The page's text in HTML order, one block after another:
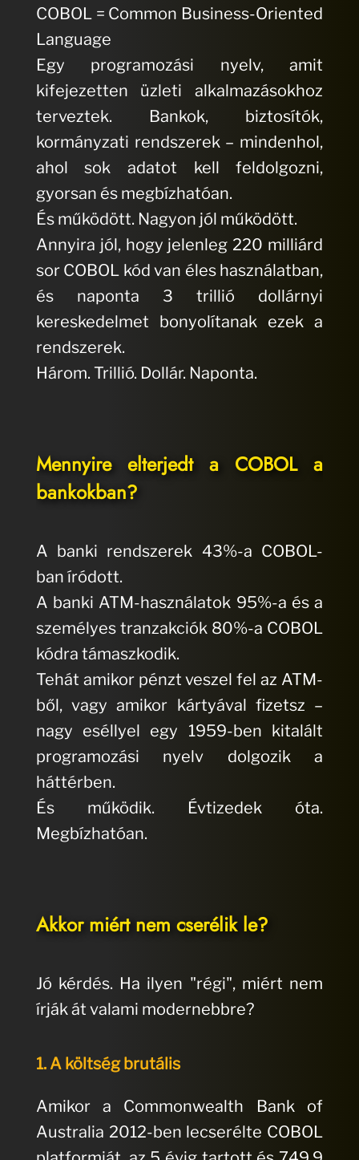
COBOL = Common Business-Oriented
Language
Egy programozási nyelv, amit
kifejezetten üzleti alkalmazásokhoz
terveztek. Bankok, biztosítók,
kormányzati rendszerek – mindenhol,
ahol sok adatot kell feldolgozni,
gyorsan és megbízhatóan.
És működött. Nagyon jól működött.
Annyira jól, hogy jelenleg 220 milliárd
sor COBOL kód van éles használatban,
és naponta 3 trillió dollárnyi
kereskedelmet bonyolítanak ezek a
rendszerek.
Három. Trillió. Dollár. Naponta.
Mennyire elterjedt a COBOL a
bankokban?
A banki rendszerek 43%-a COBOL-
ban íródott.
A banki ATM-használatok 95%-a és a
személyes tranzakciók 80%-a COBOL
kódra támaszkodik.
Tehát amikor pénzt veszel fel az ATM-
ből, vagy amikor kártyával fizetsz –
nagy eséllyel egy 1959-ben kitalált
programozási nyelv dolgozik a
háttérben.
És működik. Évtizedek óta.
Megbízhatóan.
Akkor miért nem cserélik le?
Jó kérdés. Ha ilyen "régi", miért nem
írják át valami modernebbre?
1. A költség brutális
Amikor a Commonwealth Bank of
Australia 2012-ben lecserélte COBOL